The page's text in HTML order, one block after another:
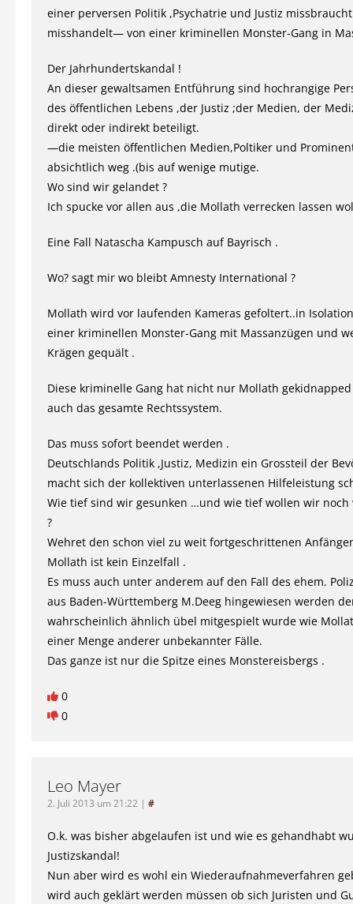
einer perversen Politik ,Psychatrie und Justiz
misshandelt— von einer kriminellen Monster-Gang in
Der Jahrhundertskandal !
An dieser gewaltsamen Entführung sind hochrangige
des öffentlichen Lebens ,der Justiz ;der Medien, der
direkt oder indirekt beteiligt.
—die meisten öffentlichen Medien,Poltiker und
absichtlich weg .(bis auf wenige mutige.
Wo sind wir gelandet ?
Ich spucke vor allen aus ,die Mollath verrecken lassen
Eine Fall Natascha Kampusch auf Bayrisch .
Wo? sagt mir wo bleibt Amnesty International ?
Mollath wird vor laufenden Kameras gefoltert..in
einer kriminellen Monster-Gang mit Massanzügen und
Krägen gequält .
Diese kriminelle Gang hat nicht nur Mollath
auch das gesamte Rechtssystem.
Das muss sofort beendet werden .
Deutschlands Politik ,Justiz, Medizin ein Grossteil der
macht sich der kollektiven unterlassenen Hilfeleistung
Wie tief sind wir gesunken …und wie tief wollen wir noch
?
Wehret den schon viel zu weit fortgeschrittenen
Mollath ist kein Einzelfall .
Es muss auch unter anderem auf den Fall des ehem.
aus Baden-Württemberg M.Deeg hingewiesen werden
wahrscheinlich ähnlich übel mitgespielt wurde wie
einer Menge anderer unbekannter Fälle.
Das ganze ist nur die Spitze eines Monstereisbergs .
0
0
Leo Mayer
2. Juli 2013 um 21:22 | #
O.k. was bisher abgelaufen ist und wie es gehandhabt
Justizskandal!
Nun aber wird es wohl ein Wiederaufnahmeverfahren
wird auch geklärt werden müssen ob sich Juristen und